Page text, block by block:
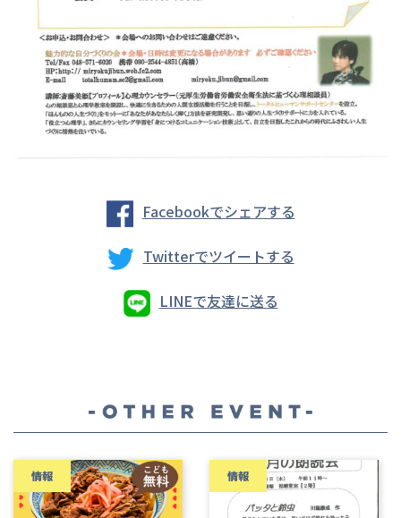
Facebookでシェアする
Twitterでツイートする
LINEで友達に送る
情報 情報